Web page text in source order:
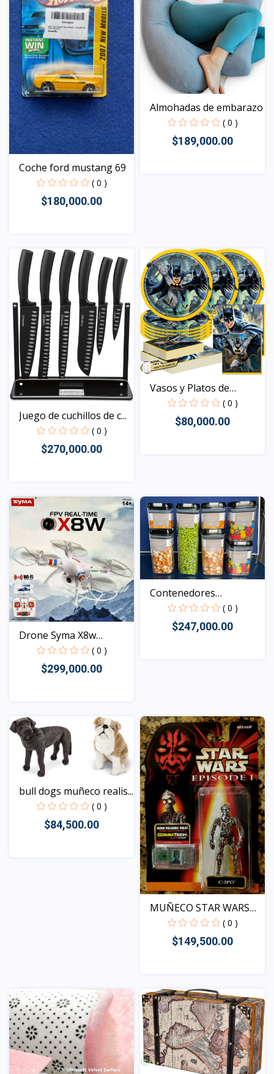
Coche ford mustang 69
( 0 )
$180,000.00
Vista
Almohadas de embarazo
( 0 )
$189,000.00
Juego de cuchillos de c...
( 0 )
$270,000.00
Vista
Vasos y Platos de
Batma...
( 0 )
$80,000.00
Drone Syma X8w
4canales...
( 0 )
$299,000.00
Contenedores
Herméticos...
( 0 )
$247,000.00
bull dogs muñeco realis...
( 0 )
$84,500.00
MUÑECO STAR WARS
EPISOD...
( 0 )
$149,500.00
Vista